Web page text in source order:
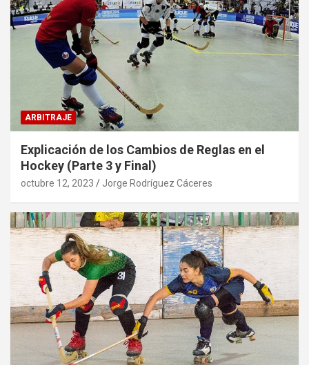
ARBITRAJE
Explicación de los Cambios de Reglas en el
Hockey (Parte 3 y Final)
octubre 12, 2023 Jorge Rodríguez Cáceres